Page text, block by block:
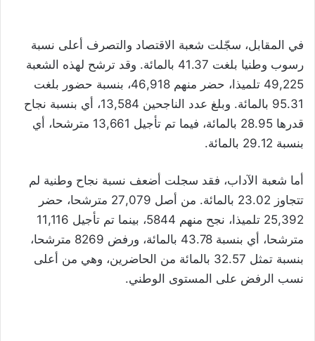
في المقابل، سجّلت شعبة الاقتصاد والتصرف أعلى نسبة
رسوب وطنيا بلغت 41.37 بالمائة. وقد ترشح لهذه الشعبة
49,225 تلميذا، حضر منهم 46,918، بنسبة حضور بلغت
95.31 بالمائة. وبلغ عدد الناجحين 13,584، أي بنسبة نجاح
قدرها 28.95 بالمائة، فيما تم تأجيل 13,661 مترشحا، أي
بنسبة 29.12 بالمائة.
أما شعبة الآداب، فقد سجلت أضعف نسبة نجاح وطنية لم
تتجاوز 23.02 بالمائة. من أصل 27,079 مترشحا، حضر
25,392 تلميذا، نجح منهم 5844، بينما تم تأجيل 11,116
مترشحا، أي بنسبة 43.78 بالمائة، ورفض 8269 مترشحا،
بنسبة تمثل 32.57 بالمائة من الحاضرين، وهي من أعلى
نسب الرفض على المستوى الوطني.